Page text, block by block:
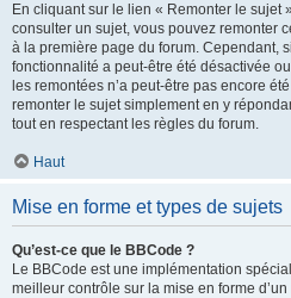
En cliquant sur le lien « Remonter le sujet
consulter un sujet, vous pouvez remonter
à la première page du forum. Cependant,
fonctionnalité a peut-être été désactivée
les remontées n’a peut-être pas encore
remonter le sujet simplement en y
tout en respectant les règles du forum.
Haut
Mise en forme et types de sujets
Qu’est-ce que le BBCode ?
Le BBCode est une implémentation
meilleur contrôle sur la mise en forme